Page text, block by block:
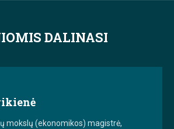
DALINASI
mokslų (ekonomikos) magistrė,